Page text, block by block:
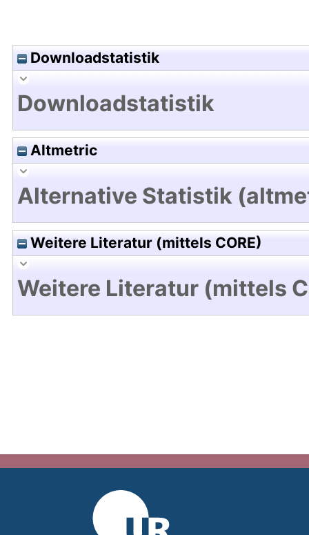
Downloadstatistik
Downloadstatistik
Altmetric
Alternative Statistik
Weitere Literatur (mittels CORE)
Weitere Literatur (mittels